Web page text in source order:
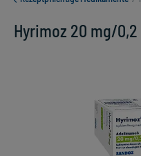
Hyrimoz 20 mg/